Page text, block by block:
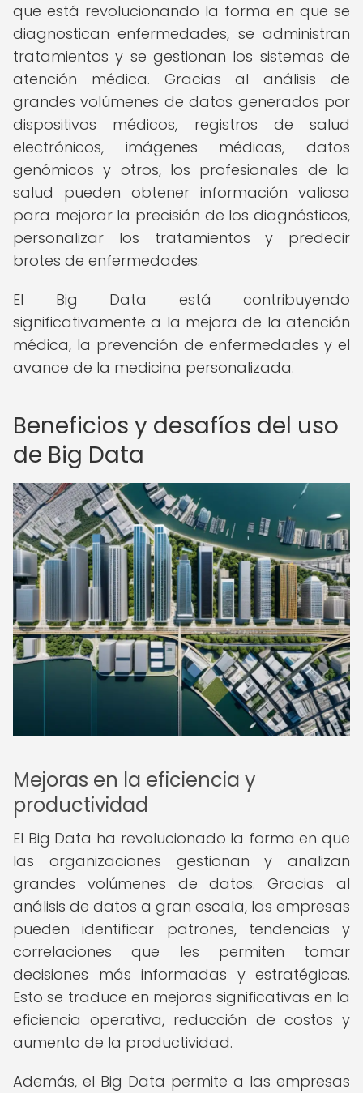
que está revolucionando la forma en que se
diagnostican enfermedades, se administran
tratamientos y se gestionan los sistemas de
atención médica. Gracias al análisis de
grandes volúmenes de datos generados por
dispositivos médicos, registros de salud
electrónicos, imágenes médicas, datos
genómicos y otros, los profesionales de la
salud pueden obtener información valiosa
para mejorar la precisión de los diagnósticos,
personalizar los tratamientos y predecir
brotes de enfermedades.
El Big Data está contribuyendo
significativamente a la mejora de la atención
médica, la prevención de enfermedades y el
avance de la medicina personalizada.
Beneficios y desafíos del uso
de Big Data
Mejoras en la eficiencia y
productividad
El Big Data ha revolucionado la forma en que
las organizaciones gestionan y analizan
grandes volúmenes de datos. Gracias al
análisis de datos a gran escala, las empresas
pueden identificar patrones, tendencias y
correlaciones que les permiten tomar
decisiones más informadas y estratégicas.
Esto se traduce en mejoras significativas en la
eficiencia operativa, reducción de costos y
aumento de la productividad.
Además, el Big Data permite a las empresas